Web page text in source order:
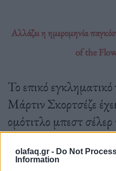
olafaq.gr - Do Not
Information
Αλλάζει η ημερομηνία
of the
Το επικό εγκληματικό
Μάρτιν Σκορτσέζε
ομότιτλο μπεστ